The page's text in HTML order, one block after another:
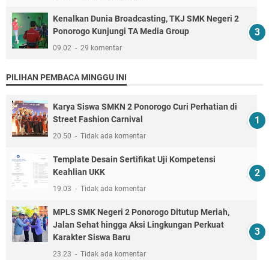
Kenalkan Dunia Broadcasting, TKJ SMK Negeri 2
Ponorogo Kunjungi TA Media Group
09.02 29 komentar
PILIHAN PEMBACA MINGGU INI
Karya Siswa SMKN 2 Ponorogo Curi Perhatian di
Street Fashion Carnival
20.50 Tidak ada komentar
Template Desain Sertifikat Uji Kompetensi
Keahlian UKK
19.03 Tidak ada komentar
MPLS SMK Negeri 2 Ponorogo Ditutup Meriah,
Jalan Sehat hingga Aksi Lingkungan Perkuat
Karakter Siswa Baru
23.23 Tidak ada komentar